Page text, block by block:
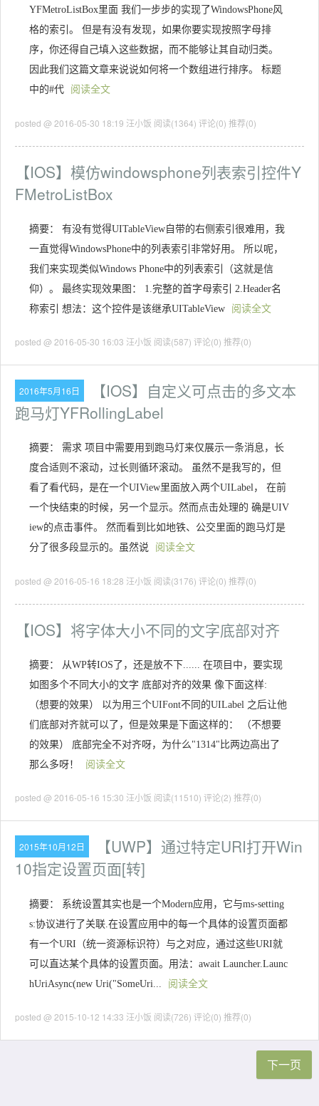
YFMetroListBox里面 我们一步步的实现了WindowsPhone风
格的索引。 但是有没有发现，如果你要实现按照字母排
序，你还得自己填入这些数据，而不能够让其自动归类。
因此我们这篇文章来说说如何将一个数组进行排序。 标题
中的#代
阅读全文
posted @ 2016-05-30 18:19 汪小饭 阅读(1364) 评论(0) 推荐(0)
【IOS】模仿windowsphone列表索引控件Y
FMetroListBox
摘要： 有没有觉得UITableView自带的右侧索引很难用，我
一直觉得WindowsPhone中的列表索引非常好用。 所以呢，
我们来实现类似Windows Phone中的列表索引（这就是信
仰）。 最终实现效果图： 1.完整的首字母索引 2.Header名
称索引 想法：这个控件是该继承UITableView
阅读全文
posted @ 2016-05-30 16:03 汪小饭 阅读(587) 评论(0) 推荐(0)
2016年5月16日
【IOS】自定义可点击的多文本
跑马灯YFRollingLabel
摘要： 需求 项目中需要用到跑马灯来仅展示一条消息，长
度合适则不滚动，过长则循环滚动。 虽然不是我写的，但
看了看代码，是在一个UIView里面放入两个UILabel， 在前
一个快结束的时候，另一个显示。然而点击处理的 确是UIV
iew的点击事件。 然而看到比如地铁、公交里面的跑马灯是
分了很多段显示的。虽然说
阅读全文
posted @ 2016-05-16 18:28 汪小饭 阅读(3176) 评论(0) 推荐(0)
【IOS】将字体大小不同的文字底部对齐
摘要： 从WP转IOS了，还是放不下...... 在项目中，要实现
如图多个不同大小的文字 底部对齐的效果 像下面这样:
（想要的效果） 以为用三个UIFont不同的UILabel 之后让他
们底部对齐就可以了，但是效果是下面这样的： （不想要
的效果） 底部完全不对齐呀，为什么"1314"比两边高出了
那么多呀！
阅读全文
posted @ 2016-05-16 15:30 汪小饭 阅读(11510) 评论(2) 推荐(0)
2015年10月12日
【UWP】通过特定URI打开Win
10指定设置页面[转]
摘要： 系统设置其实也是一个Modern应用，它与ms-setting
s:协议进行了关联.在设置应用中的每一个具体的设置页面都
有一个URI（统一资源标识符）与之对应，通过这些URI就
可以直达某个具体的设置页面。用法：await Launcher.Launc
hUriAsync(new Uri("SomeUri...
阅读全文
posted @ 2015-10-12 14:33 汪小饭 阅读(726) 评论(0) 推荐(0)
下一页